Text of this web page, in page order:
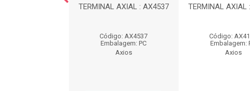
TERMINAL AXIAL : AX4537
Código: AX4537
Embalagem: PC
Axios
TERMINAL AXIAL
Código:
Embalagem:
Axios